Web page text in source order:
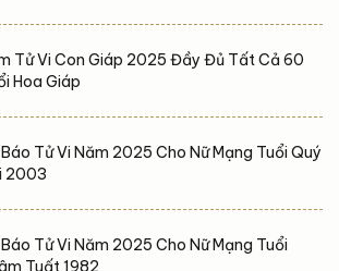
Tử Vi Con Giáp 2025 Đầy Đủ Tất Cả 60
Hoa Giáp
Tử Vi Năm 2025 Cho Nữ Mạng Tuổi Quý
2003
Tử Vi Năm 2025 Cho Nữ Mạng Tuổi
Tuất 1982